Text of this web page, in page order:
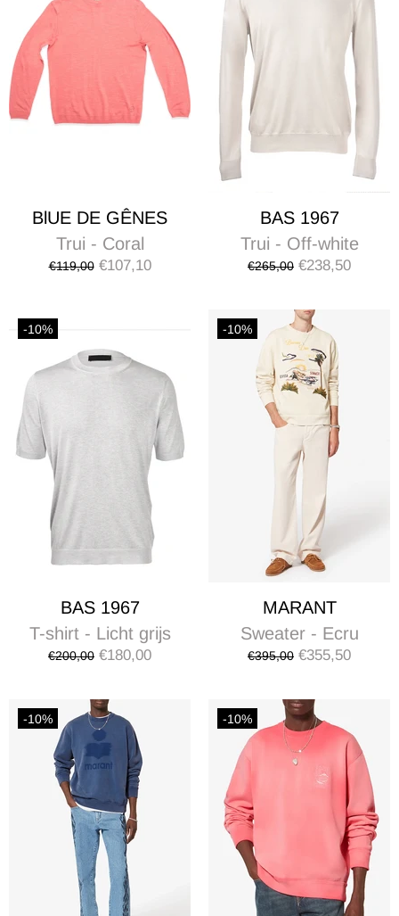
BlUE DE GÊNES
Trui - Coral
€119,00 €107,10
BAS 1967
Trui - Off-white
€265,00 €238,50
-10%
BAS 1967
T-shirt - Licht grijs
€200,00 €180,00
-10%
MARANT
Sweater - Ecru
€395,00 €355,50
-10% -10%